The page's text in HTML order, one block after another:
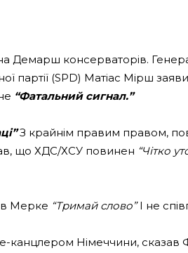
Демарш консерваторів.
партії (SPD) Матіас Мірш
“Фатальний сигнал.”
З крайнім правим правом,
що ХДС/ХСУ повинен “Чітко
Мерке “Тримай слово”І не
канцлером Німеччини, сказав